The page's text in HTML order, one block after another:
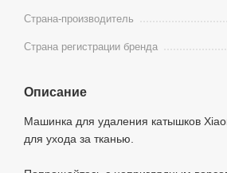
Страна-производитель
Страна регистрации бренда
Описание
Машинка для удаления катышков
для ухода за тканью.